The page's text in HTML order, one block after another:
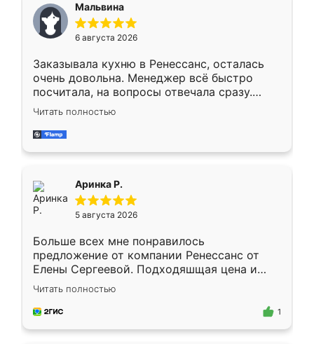
меньше, здесь же он более разнообразный.
Мне нравится ,если что-то потребуется из
мебели буду заказывать только здесь.
Мальвина
6 августа 2026
Заказывала кухню в Ренессанс, осталась
очень довольна. Менеджер всё быстро
посчитала, на вопросы отвечала сразу.
Замерщик приехал в субботу, подошёл к
делу со всей ответственностью. Собрали
за день, ребята работали аккуратно, даже
Читать полностью
Аринка Р.
5 августа 2026
Больше всех мне понравилось
предложение от компании Ренессанс от
Елены Сергеевой. Подходяшщая цена и
короткие сроки изготовления. Приехавший
для замера сотрудник Владислав
предложил по моему эскизу самый
Читать полностью
1